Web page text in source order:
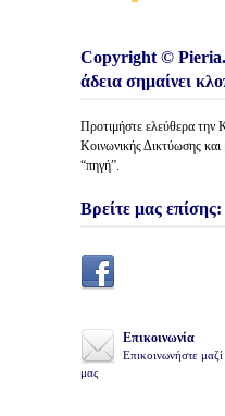
Copyright ©
άδεια σημαίνει
Προτιμήστε ελεύθερα
Κοινωνικής Δικτύωσης και
“πηγή”.
Βρείτε μας επίσης:
Επικοινωνία
Επικοινωνήστε μαζί
μας